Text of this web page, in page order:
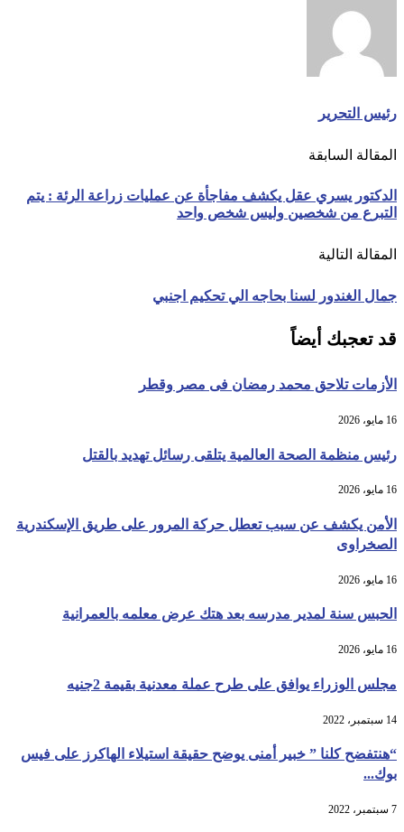
رئيس التحرير
المقالة السابقة
الدكتور يسري عقل يكشف مفاجأة عن عمليات زراعة الرئة : يتم
التبرع من شخصين وليس شخص واحد
المقالة التالية
جمال الغندور لسنا بحاجه الي تحكيم اجنبي
قد تعجبك أيضاً
الأزمات تلاحق محمد رمضان فى مصر وقطر
16 مايو، 2026
رئيس منظمة الصحة العالمية يتلقى رسائل تهديد بالقتل
16 مايو، 2026
الأمن يكشف عن سبب تعطل حركة المرور على طريق الإسكندرية
الصخراوى
16 مايو، 2026
الحبس سنة لمدير مدرسه بعد هتك عرض معلمه بالعمرانية
16 مايو، 2026
مجلس الوزراء يوافق على طرح عملة معدنية بقيمة 2جنيه
14 سبتمبر، 2022
“هنتفضح كلنا ” خبير أمنى يوضح حقيقة استيلاء الهاكرز على فيس
بوك...
7 سبتمبر، 2022